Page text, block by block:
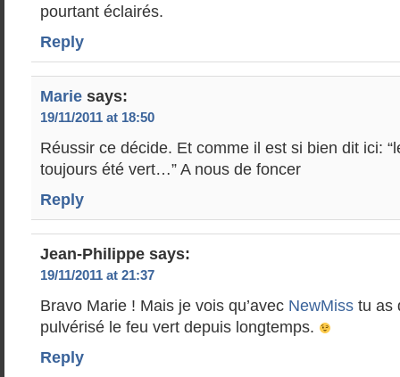
pourtant éclairés.
Reply
Marie says:
19/11/2011 at 18:50
Réussir ce décide. Et comme il est si bien dit ici:
toujours été vert…” A nous de foncer
Reply
Jean-Philippe says:
19/11/2011 at 21:37
Bravo Marie ! Mais je vois qu’avec NewMiss tu as
pulvérisé le feu vert depuis longtemps.
Reply